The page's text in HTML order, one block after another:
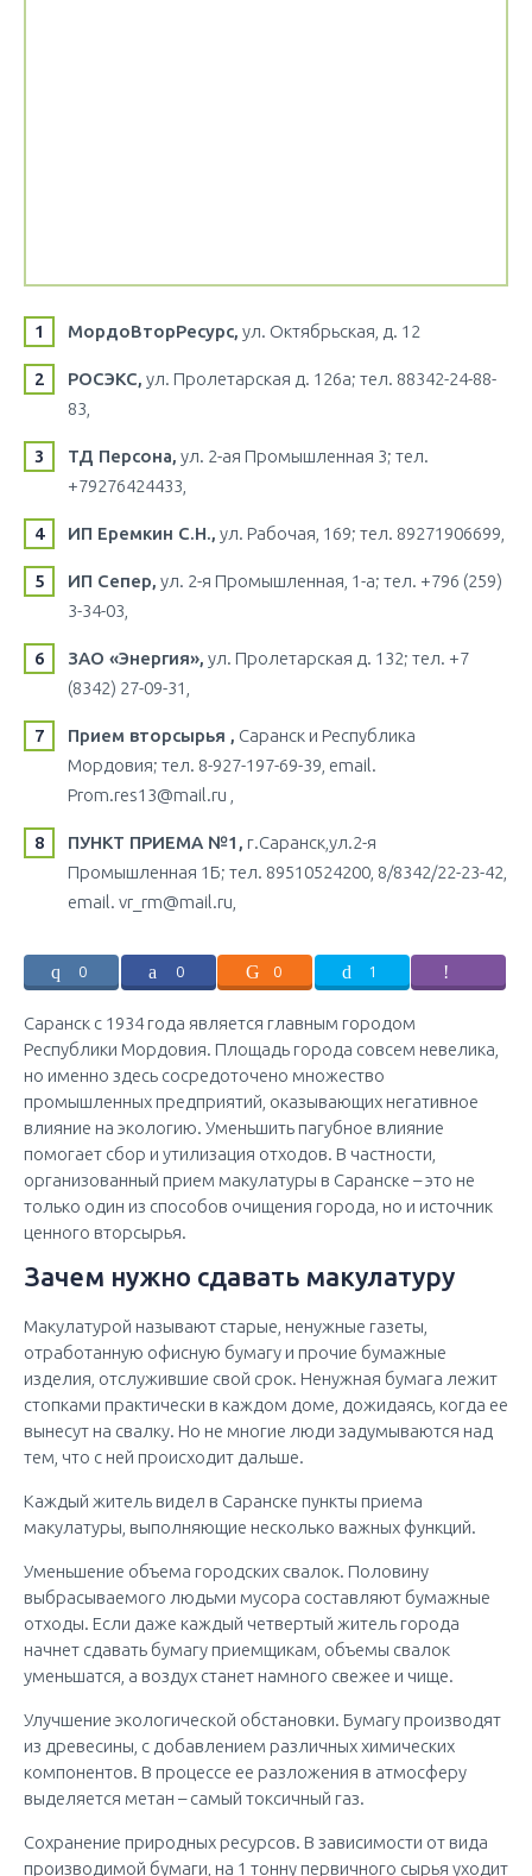
МордоВторРесурс, ул. Октябрьская, д. 12
РОСЭКС, ул. Пролетарская д. 126а; тел. 88342-24-88-
83,
ТД Персона, ул. 2-ая Промышленная 3; тел.
+79276424433,
ИП Еремкин С.Н., ул. Рабочая, 169; тел. 89271906699,
ИП Сепер, ул. 2-я Промышленная, 1-а; тел. +796 (259)
3-34-03,
ЗАО «Энергия», ул. Пролетарская д. 132; тел. +7
(8342) 27-09-31,
Прием вторсырья , Саранск и Республика
Мордовия; тел. 8-927-197-69-39, email.
Prom.res13@mail.ru ,
ПУНКТ ПРИЕМА №1, г.Саранск,ул.2-я
Промышленная 1Б; тел. 89510524200, 8/8342/22-23-42,
email. vr_rm@mail.ru,
0 0 0 1
Саранск с 1934 года является главным городом
Республики Мордовия. Площадь города совсем невелика,
но именно здесь сосредоточено множество
промышленных предприятий, оказывающих негативное
влияние на экологию. Уменьшить пагубное влияние
помогает сбор и утилизация отходов. В частности,
организованный прием макулатуры в Саранске – это не
только один из способов очищения города, но и источник
ценного вторсырья.
Зачем нужно сдавать макулатуру
Макулатурой называют старые, ненужные газеты,
отработанную офисную бумагу и прочие бумажные
изделия, отслужившие свой срок. Ненужная бумага лежит
стопками практически в каждом доме, дожидаясь, когда ее
вынесут на свалку. Но не многие люди задумываются над
тем, что с ней происходит дальше.
Каждый житель видел в Саранске пункты приема
макулатуры, выполняющие несколько важных функций.
Уменьшение объема городских свалок. Половину
выбрасываемого людьми мусора составляют бумажные
отходы. Если даже каждый четвертый житель города
начнет сдавать бумагу приемщикам, объемы свалок
уменьшатся, а воздух станет намного свежее и чище.
Улучшение экологической обстановки. Бумагу производят
из древесины, с добавлением различных химических
компонентов. В процессе ее разложения в атмосферу
выделяется метан – самый токсичный газ.
Сохранение природных ресурсов. В зависимости от вида
производимой бумаги, на 1 тонну первичного сырья уходит